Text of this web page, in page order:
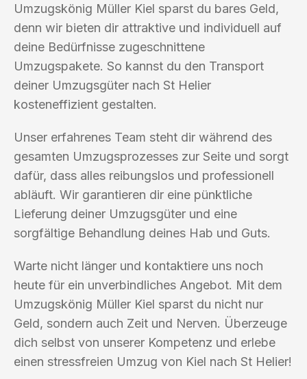
Umzugskönig Müller Kiel sparst du bares Geld,
denn wir bieten dir attraktive und individuell auf
deine Bedürfnisse zugeschnittene
Umzugspakete. So kannst du den Transport
deiner Umzugsgüter nach St Helier
kosteneffizient gestalten.
Unser erfahrenes Team steht dir während des
gesamten Umzugsprozesses zur Seite und sorgt
dafür, dass alles reibungslos und professionell
abläuft. Wir garantieren dir eine pünktliche
Lieferung deiner Umzugsgüter und eine
sorgfältige Behandlung deines Hab und Guts.
Warte nicht länger und kontaktiere uns noch
heute für ein unverbindliches Angebot. Mit dem
Umzugskönig Müller Kiel sparst du nicht nur
Geld, sondern auch Zeit und Nerven. Überzeuge
dich selbst von unserer Kompetenz und erlebe
einen stressfreien Umzug von Kiel nach St Helier!